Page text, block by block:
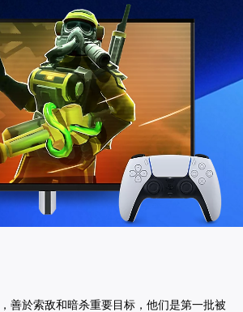
善於索敌和暗杀重要目标，他们是第一批被